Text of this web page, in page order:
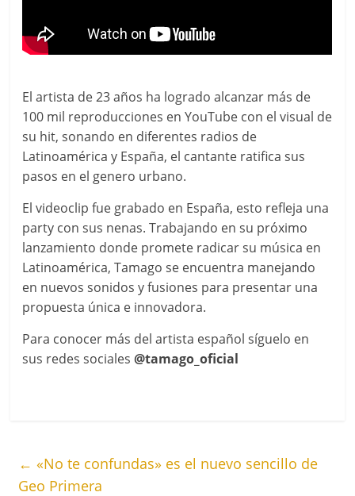
El artista de 23 años ha logrado alcanzar más de
100 mil reproducciones en YouTube con el visual de
su hit, sonando en diferentes radios de
Latinoamérica y España, el cantante ratifica sus
pasos en el genero urbano.
El videoclip fue grabado en España, esto refleja una
party con sus nenas. Trabajando en su próximo
lanzamiento donde promete radicar su música en
Latinoamérica, Tamago se encuentra manejando
en nuevos sonidos y fusiones para presentar una
propuesta única e innovadora.
Para conocer más del artista español síguelo en
sus redes sociales@tamago_oficial
← «No te confundas» es el nuevo sencillo de
Geo Primera